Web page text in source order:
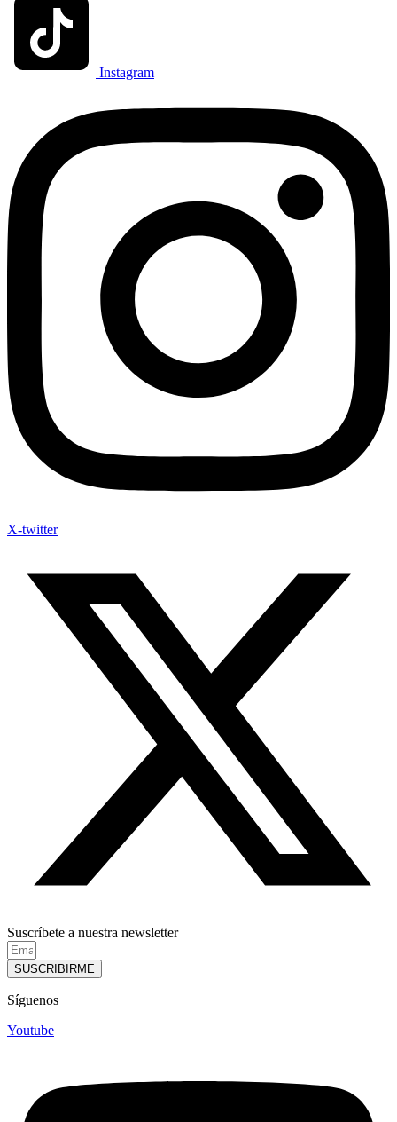
Instagram
X-twitter
Suscríbete a nuestra newsletter
SUSCRIBIRME
Síguenos
Youtube